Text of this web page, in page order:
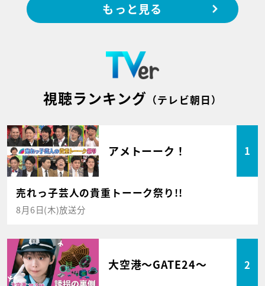
もっと見る
視聴ランキング （テレビ朝日）
アメトーーク！ 1
売れっ子芸人の貴重トーーク祭り!!
8月6日(木)放送分
大空港～GATE24～ 2